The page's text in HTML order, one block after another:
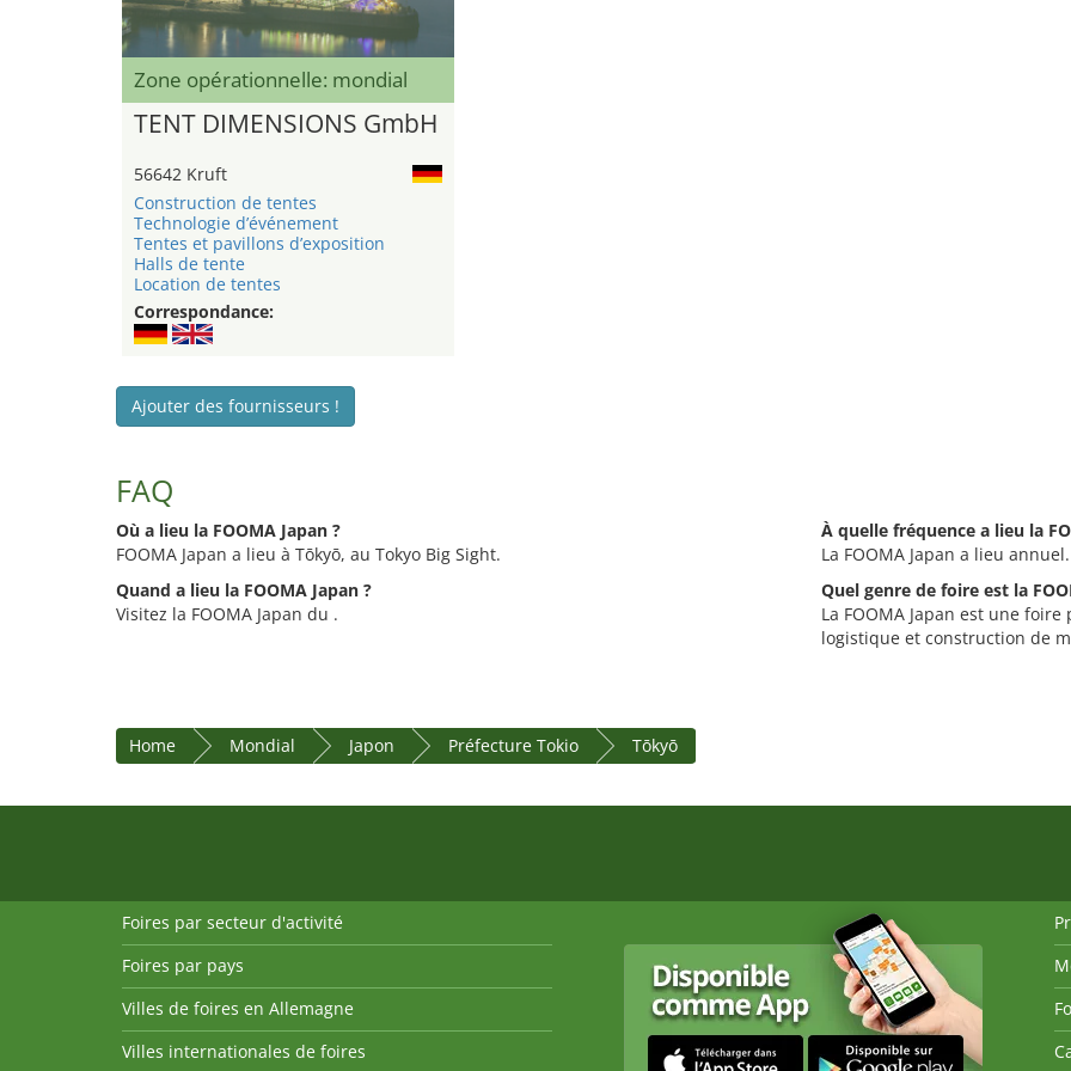
Zone opérationnelle: mondial
TENT DIMENSIONS GmbH
56642 Kruft
Construction de tentes
Technologie d’événement
Tentes et pavillons d’exposition
Halls de tente
Location de tentes
Correspondance:
Ajouter des fournisseurs !
FAQ
Où a lieu la FOOMA Japan ?
FOOMA Japan a lieu à Tōkyō, au Tokyo Big Sight.
Quand a lieu la FOOMA Japan ?
Visitez la FOOMA Japan du .
À quelle fréquence a lieu la
La FOOMA Japan a lieu annuel.
Quel genre de foire est la
La FOOMA Japan est une
logistique et construction de
Home Mondial Japon Préfecture Tokio Tōkyō
Foires par secteur d'activité
Foires par pays
Villes de foires en Allemagne
Villes internationales de foires